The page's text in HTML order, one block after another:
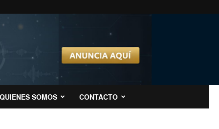
QUIENES SOMOS CONTACTO